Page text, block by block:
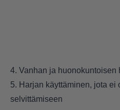
4. Vanhan ja huonokuntoisen
5. Harjan käyttäminen, jota ei
selvittämiseen